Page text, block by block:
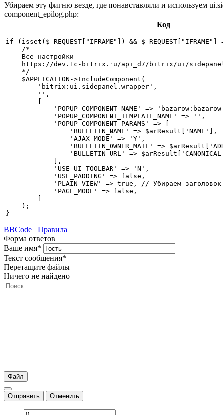
Убираем эту фигню везде, где понавставляли и используем
component_epilog.php:
Код
if (isset($_REQUEST["IFRAME"]) &&
/*
Все настройки
https://dev.1c-bitrix.ru/api_d7/bitrix/ui/
*/
$APPLICATION->IncludeComponent(
'bitrix:ui.sidepanel.wrapper',
'',
'POPUP_COMPONENT_NAME' =>
'POPUP_COMPONENT_TEMPLATE_NAME' => '',
'POPUP_COMPONENT_PARAMS' => [
'BULLETIN_NAME' => $arResult['NAME'],
'AJAX_MODE' => 'Y',
'BULLETIN_OWNER_MAIL' =>
'BULLETIN_URL' =>
],
'USE_UI_TOOLBAR' => 'N',
'USE_PADDING' => false,
'PLAIN_VIEW' => true, // Убираем заголовок
'PAGE_MODE' => false,
);
}
BBCode
Правила
Форма ответов
Ваше имя*
Текст сообщения*
Перетащите файлы
Ничего не найдено
Файл
Отправить Отменить